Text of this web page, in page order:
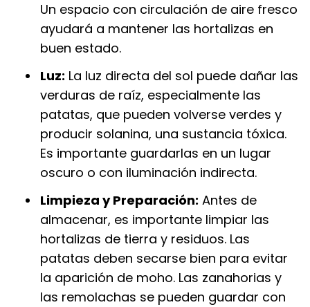
Un espacio con circulación de aire fresco
ayudará a mantener las hortalizas en
buen estado.
Luz: La luz directa del sol puede dañar las
verduras de raíz, especialmente las
patatas, que pueden volverse verdes y
producir solanina, una sustancia tóxica.
Es importante guardarlas en un lugar
oscuro o con iluminación indirecta.
Limpieza y Preparación: Antes de
almacenar, es importante limpiar las
hortalizas de tierra y residuos. Las
patatas deben secarse bien para evitar
la aparición de moho. Las zanahorias y
las remolachas se pueden guardar con